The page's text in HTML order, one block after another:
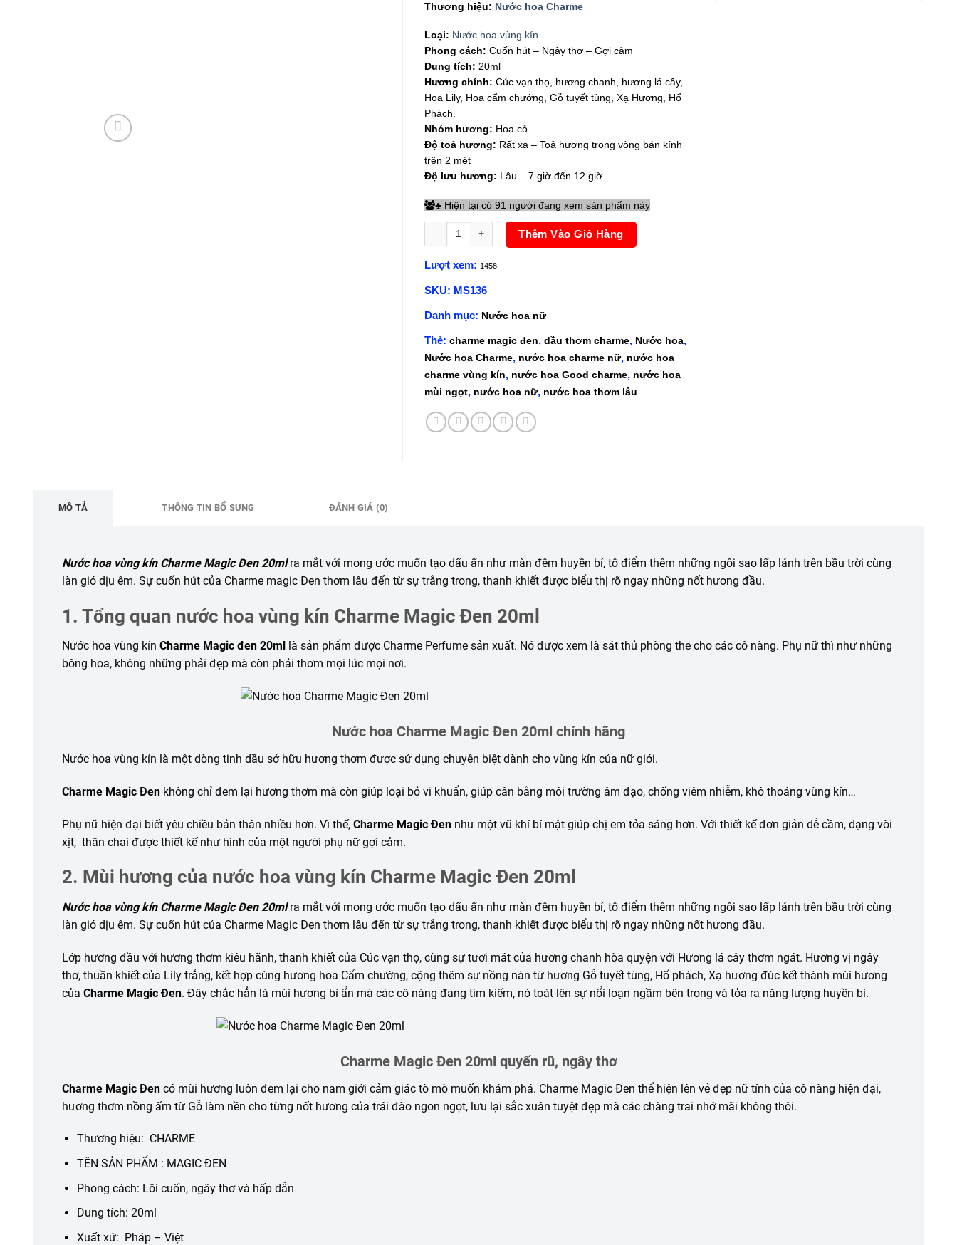
Thương hiệu: Nước hoa Charme
Loại: Nước hoa vùng kín
Phong cách: Cuốn hút – Ngây thơ – Gợi cảm
Dung tích: 20ml
Hương chính: Cúc vạn thọ, hương chanh, hương lá cây,
Hoa Lily, Hoa cẩm chướng, Gỗ tuyết tùng, Xạ Hương, Hổ
Phách.
Nhóm hương: Hoa cỏ
Độ toả hương: Rất xa – Toả hương trong vòng bán kính
trên 2 mét
Độ lưu hương: Lâu – 7 giờ đến 12 giờ
♣ Hiện tại có 91 người đang xem sản phẩm này
Nước hoa vùng kín Charme Magic Đen 20ml số lượng
Thêm Vào Giỏ Hàng
Lượt xem: 1458
SKU: MS136
Danh mục: Nước hoa nữ
Thẻ:charme magic đen,dầu thơm charme, Nước hoa,
Nước hoa Charme, nước hoa charme nữ, nước hoa
charme vùng kín, nước hoa Good charme, nước hoa
mùi ngọt, nước hoa nữ, nước hoa thơm lâu
MÔ TẢ THÔNG TIN BỔ SUNG ĐÁNH GIÁ (0)
Nước hoa vùng kín Charme Magic Đen 20mlra mắt với mong ước muốn tạo dấu ấn như màn đêm huyền bí, tô điểm thêm những ngôi sao lấp lánh trên bầu trời cùng
làn gió dịu êm. Sự cuốn hút của Charme magic Đen thơm lâu đến từ sự trắng trong, thanh khiết được biểu thị rõ ngay những nốt hương đầu.
1. Tổng quan nước hoa vùng kín Charme Magic Đen 20ml
Nước hoa vùng kín Charme Magic đen 20ml
là sản phẩm được Charme Perfume sản xuất. Nó được xem là sát thủ phòng the cho các cô nàng. Phụ nữ thì như những
bông hoa, không những phải đẹp mà còn phải thơm mọi lúc mọi nơi.
Nước hoa Charme Magic Đen 20ml chính hãng
Nước hoa vùng kín là một dòng tinh dầu sở hữu hương thơm được sử dụng chuyên biệt dành cho vùng kín của nữ giới.
Charme Magic Đen không chỉ đem lại hương thơm mà còn giúp loại bỏ vi khuẩn, giúp cân bằng môi trường âm đạo, chống viêm nhiễm, khô thoáng vùng kín…
Phụ nữ hiện đại biết yêu chiều bản thân nhiều hơn. Vì thế, Charme Magic Đen như một vũ khí bí mật giúp chị em tỏa sáng hơn. Với thiết kế đơn giản dễ cầm, dạng vòi
xịt, thân chai được thiết kế như hình của một người phụ nữ gợi cảm.
2. Mùi hương của nước hoa vùng kín Charme Magic Đen 20ml
Nước hoa vùng kín Charme Magic Đen 20mlra mắt với mong ước muốn tạo dấu ấn như màn đêm huyền bí, tô điểm thêm những ngôi sao lấp lánh trên bầu trời cùng
làn gió dịu êm. Sự cuốn hút của Charme Magic Đen thơm lâu đến từ sự trắng trong, thanh khiết được biểu thị rõ ngay những nốt hương đầu.
Lớp hương đầu với hương thơm kiêu hãnh, thanh khiết của Cúc vạn thọ, cùng sự tươi mát của hương chanh hòa quyện với Hương lá cây thơm ngát. Hương vị ngây
thơ, thuần khiết của Lily trắng, kết hợp cùng hương hoa Cẩm chướng, cộng thêm sự nồng nàn từ hương Gỗ tuyết tùng, Hổ phách, Xạ hương đúc kết thành mùi hương
của Charme Magic Đen. Đây chắc hẳn là mùi hương bí ẩn mà các cô nàng đang tìm kiếm, nó toát lên sự nổi loạn ngầm bên trong và tỏa ra năng lượng huyền bí.
Charme Magic Đen 20ml quyến rũ, ngây thơ
Charme Magic Đen có mùi hương luôn đem lại cho nam giới cảm giác tò mò muốn khám phá. Charme Magic Đen thể hiện lên vẻ đẹp nữ tính của cô nàng hiện đại,
hương thơm nồng ấm từ Gỗ làm nền cho từng nốt hương của trái đào ngon ngọt, lưu lại sắc xuân tuyệt đẹp mà các chàng trai nhớ mãi không thôi.
Thương hiệu: CHARME
TÊN SẢN PHẨM : MAGIC ĐEN
Phong cách: Lôi cuốn, ngây thơ và hấp dẫn
Dung tích: 20ml
Xuất xứ: Pháp – Việt